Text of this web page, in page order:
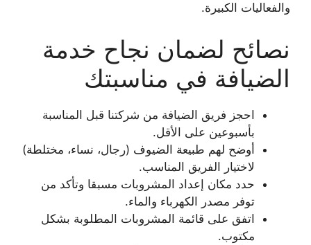
والفعاليات الكبيرة.
نصائح لضمان نجاح خدمة
الضيافة في مناسبتك
احجز فريق الضيافة من شركتنا قبل المناسبة
بأسبوعين على الأقل.
أوضح لهم طبيعة الضيوف (رجال، نساء، مختلطة)
لاختيار الفريق المناسب.
حدد مكان إعداد المشروبات مسبقا وتأكد من
توفر مصدر الكهرباء والماء.
اتفق على قائمة المشروبات المطلوبة بشكل
مكتوب.